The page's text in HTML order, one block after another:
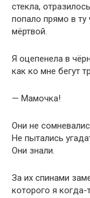
стекла,
попало прямо в ту
мёртвой.
Я оцепенела в
как ко мне бегут
— Мамочка!
Они не
Не пытались
Они знали.
За их спинами
которого я